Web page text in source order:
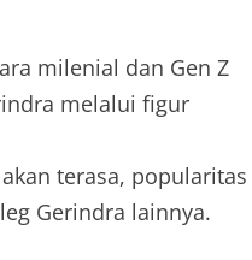
milenial dan Gen Z
melalui figur
terasa, popularitas
Gerindra lainnya.